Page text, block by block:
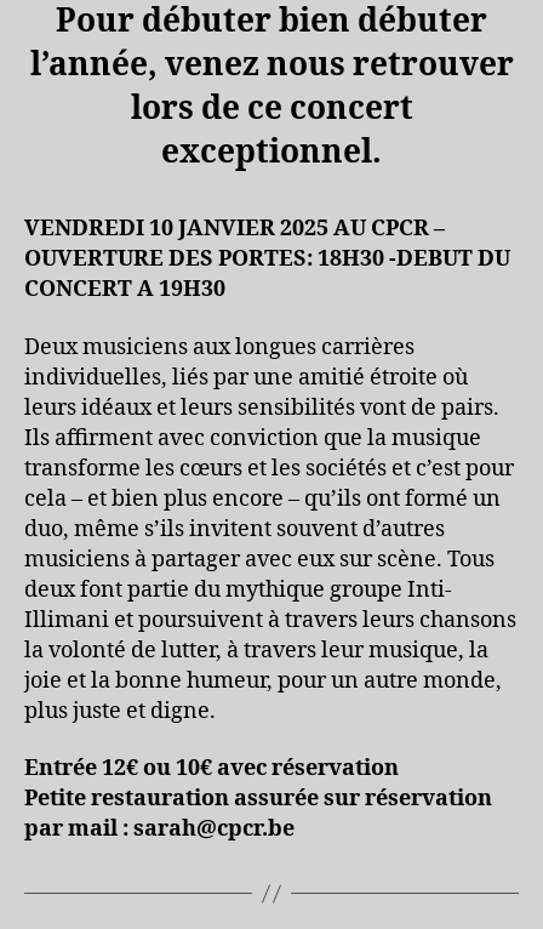
Pour débuter bien débuter
l’année, venez nous retrouver
lors de ce concert
exceptionnel.
VENDREDI 10 JANVIER 2025 AU CPCR –
OUVERTURE DES PORTES: 18H30 -DEBUT DU
CONCERT A 19H30
Deux musiciens aux longues carrières
individuelles, liés par une amitié étroite où
leurs idéaux et leurs sensibilités vont de pairs.
Ils affirment avec conviction que la musique
transforme les cœurs et les sociétés et c’est pour
cela – et bien plus encore – qu’ils ont formé un
duo, même s’ils invitent souvent d’autres
musiciens à partager avec eux sur scène. Tous
deux font partie du mythique groupe Inti-
Illimani et poursuivent à travers leurs chansons
la volonté de lutter, à travers leur musique, la
joie et la bonne humeur, pour un autre monde,
plus juste et digne.
Entrée 12€ ou 10€ avec réservation
Petite restauration assurée sur réservation
par mail : sarah@cpcr.be